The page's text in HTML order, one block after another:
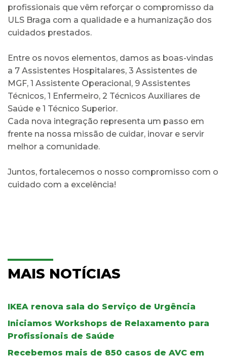
profissionais que vêm reforçar o compromisso da
ULS Braga com a qualidade e a humanização dos
cuidados prestados.
Entre os novos elementos, damos as boas-vindas
a 7 Assistentes Hospitalares, 3 Assistentes de
MGF, 1 Assistente Operacional, 9 Assistentes
Técnicos, 1 Enfermeiro, 2 Técnicos Auxiliares de
Saúde e 1 Técnico Superior.
Cada nova integração representa um passo em
frente na nossa missão de cuidar, inovar e servir
melhor a comunidade.
Juntos, fortalecemos o nosso compromisso com o
cuidado com a excelência!
MAIS NOTÍCIAS
IKEA renova sala do Serviço de Urgência
Iniciamos Workshops de Relaxamento para
Profissionais de Saúde
Recebemos mais de 850 casos de AVC em